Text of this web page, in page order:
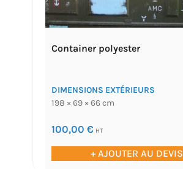
Container polyester
DIMENSIONS EXTÉRIEURS
198 × 69 × 66 cm
100,00 € HT
+ AJOUTER AU DEVIS